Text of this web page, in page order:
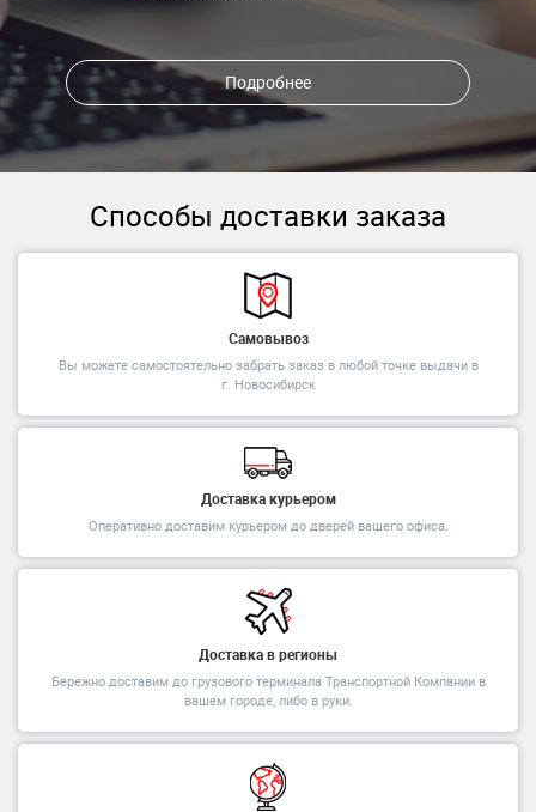
Подробнее
Способы доставки заказа
Самовывоз
Вы можете самостоятельно забрать заказ в любой точке выдачи в
г. Новосибирск
Доставка курьером
Оперативно доставим курьером до дверей вашего офиса.
Доставка в регионы
Бережно доставим до грузового терминала Транспортной Компании в
вашем городе, либо в руки.